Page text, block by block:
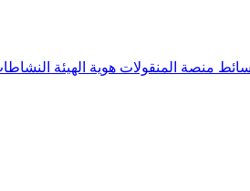
منصة المنقولات هوية الهيئة